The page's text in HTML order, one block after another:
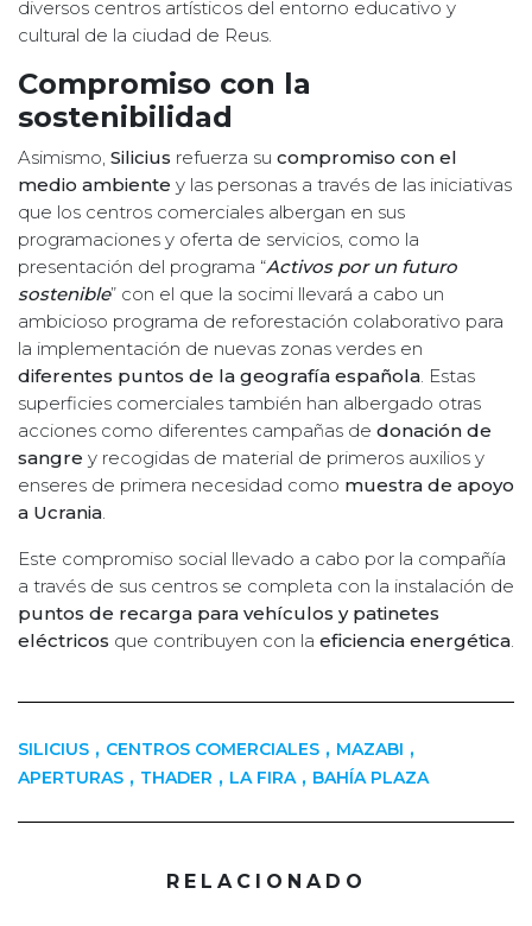
diversos centros artísticos del entorno educativo y
cultural de la ciudad de Reus.
Compromiso con la
sostenibilidad
Asimismo, Silicius refuerza su compromiso con el
medio ambiente y las personas a través de las iniciativas
que los centros comerciales albergan en sus
programaciones y oferta de servicios, como la
presentación del programa “Activos por un futuro
sostenible” con el que la socimi llevará a cabo un
ambicioso programa de reforestación colaborativo para
la implementación de nuevas zonas verdes en
diferentes puntos de la geografía española . Estas
superficies comerciales también han albergado otras
acciones como diferentes campañas de donación de
sangre y recogidas de material de primeros auxilios y
enseres de primera necesidad como muestra de apoyo
a Ucrania
Este compromiso social llevado a cabo por la compañía
a través de sus centros se completa con la instalación de
puntos de recarga para vehículos y patinetes
eléctricos que contribuyen con la eficiencia energética
SILICIUS , CENTROS COMERCIALES , MAZABI ,
APERTURAS , THADER , LA FIRA , BAHÍA PLAZA
RELACIONADO